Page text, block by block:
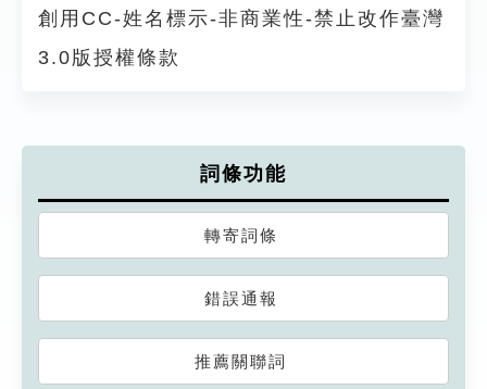
創用CC-姓名標示-非商業性-禁止改作臺灣
3.0版授權條款
詞條功能
轉寄詞條
錯誤通報
推薦關聯詞